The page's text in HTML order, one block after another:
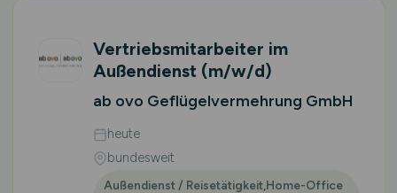
Vertriebsmitarbeiter im
Außendienst (m/w/d)
ab ovo Geflügelvermehrung GmbH
heute
bundesweit
Außendienst / Reisetätigkeit,Home-Office